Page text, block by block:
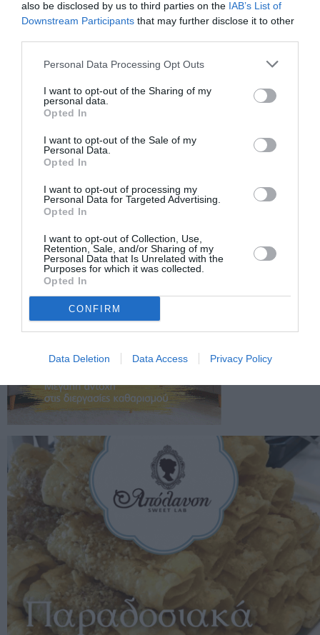
also be disclosed by us to third parties on the IAB’s List of
Downstream Participants that may further disclose it to other
Personal Data Processing Opt Outs
I want to opt-out of the Sharing of my
personal data.
Opted In
I want to opt-out of the Sale of my
Personal Data.
Opted In
I want to opt-out of processing my
Personal Data for Targeted Advertising.
Opted In
I want to opt-out of Collection, Use,
Retention, Sale, and/or Sharing of my
Personal Data that Is Unrelated with the
Purposes for which it was collected.
Opted In
CONFIRM
Data Deletion Data Access Privacy Policy
Facebook Twitter